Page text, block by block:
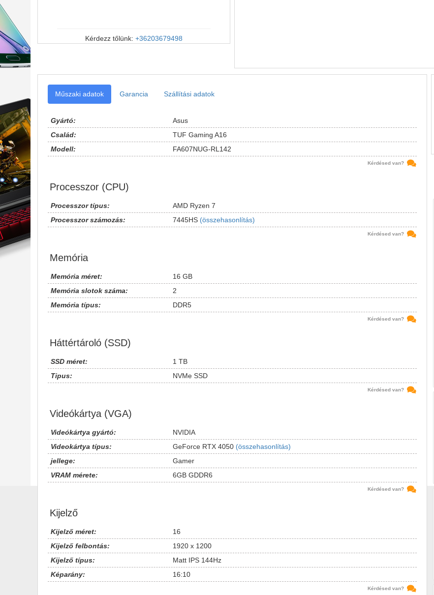
Kérdezz tőlünk: +36203679498
Műszaki adatok Garancia Szállítási adatok
Gyártó:
Asus
Család:
TUF Gaming A16
Modell:
FA607NUG-RL142
Kérdésed van?
Processzor (CPU)
Processzor típus:
AMD Ryzen 7
Processzor számozás:
7445HS (összehasonlítás)
Kérdésed van?
Memória
Memória méret:
16 GB
Memória slotok száma:
2
Memória típus:
DDR5
Kérdésed van?
Háttértároló (SSD)
SSD méret:
1 TB
Tipus:
NVMe SSD
Kérdésed van?
Videókártya (VGA)
Videókártya gyártó:
NVIDIA
Videokártya típus:
GeForce RTX 4050 (összehasonlítás)
jellege:
Gamer
VRAM mérete:
6GB GDDR6
Kérdésed van?
Kijelző
Kijelző méret:
16
Kijelző felbontás:
1920 x 1200
Kijelző típus:
Matt IPS 144Hz
Képarány:
16:10
Kérdésed van?